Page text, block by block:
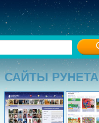
САЙТЫ РУНЕТА